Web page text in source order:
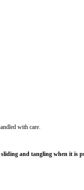
with care.
sliding and tangling when it is